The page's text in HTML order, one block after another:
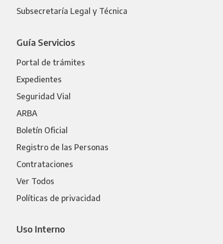
Subsecretaría Legal y Técnica
Guía Servicios
Portal de trámites
Expedientes
Seguridad Vial
ARBA
Boletín Oficial
Registro de las Personas
Contrataciones
Ver Todos
Políticas de privacidad
Uso Interno